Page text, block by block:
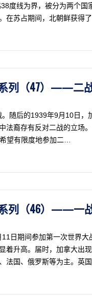
度线为界，被分为两个
在苏占期间，北朝鲜获得
列（47）——二
随后的1939年9月10日
法裔存有反对二战的立场
望有限度地参加二…
列（46）——一
日期间参加第一次世界
着升高。届时，加拿大出
法国、俄罗斯等为主。英